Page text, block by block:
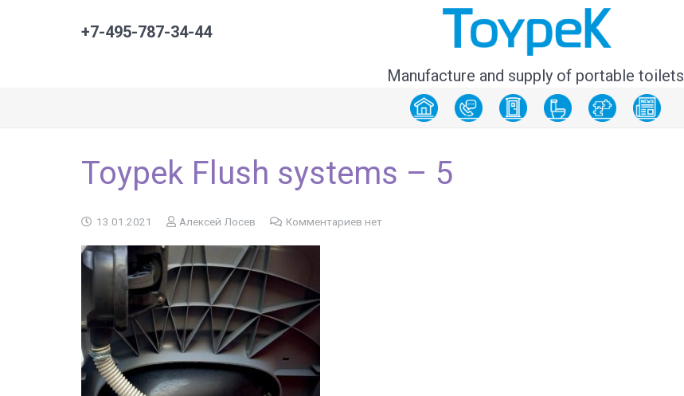
+7-495-787-34-44
Manufacture and supply of portable toilets
Toypek Flush systems – 5
13.01.2021 Алексей Лосев Комментариев нет